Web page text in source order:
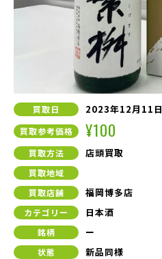
買取日 2023年12月11日
買取参考価格 ¥100
買取方法 店頭買取
買取地域
買取店舗
福岡博多店
カテゴリー 日本酒
銘柄 ー
状態 新品同様